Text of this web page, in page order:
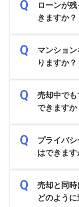
ローンが
きますか？
マンショ
りますか？
売却中で
できますか
プライバ
はできます
売却と同時
どのよう